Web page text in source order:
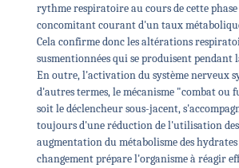
rythme respiratoire au cours de cette
concomitant courant d'un taux
Cela confirme donc les altérations
susmentionnées qui se produisent pendant
En outre, l'activation du système nerveux
d'autres termes, le mécanisme "combat ou
soit le déclencheur sous-jacent,
toujours d'une réduction de l'utilisation des
augmentation du métabolisme des hydrates
changement prépare l'organisme à réagir